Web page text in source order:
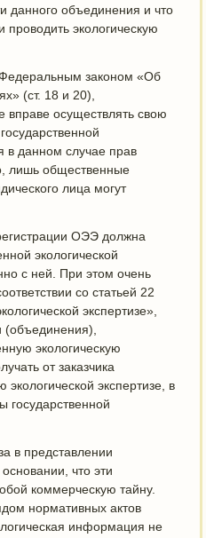
данного объединения и что
проводить экологическую
Федеральным законом «Об
(ст. 18 и 20),
осуществлять свою
в данном случае прав
лишь общественные
лица могут
ОЭЭ должна
экологической
с ней. При этом очень
со статьей 22
экспертизе»,
(объединения),
экологическую
от заказчика
экспертизе, в
государственной
в представлении
что эти
коммерческую тайну.
нормативных актов
информация не